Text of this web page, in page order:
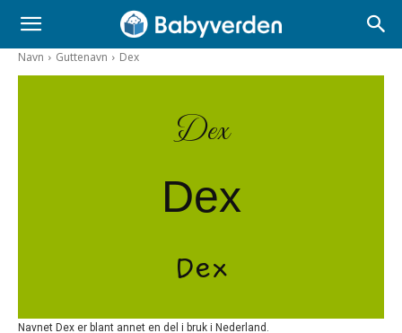
Navn Guttenavn Dex
Dex
Dex
Dex
Navnet Dex er blant annet en del i bruk i Nederland.